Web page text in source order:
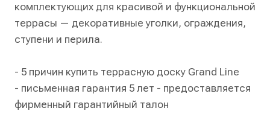
комплектующих для красивой и функциональной
террасы — декоративные уголки, ограждения,
ступени и перила.
- 5 причин купить террасную доску Grand Line
- письменная гарантия 5 лет - предоставляется
фирменный гарантийный талон